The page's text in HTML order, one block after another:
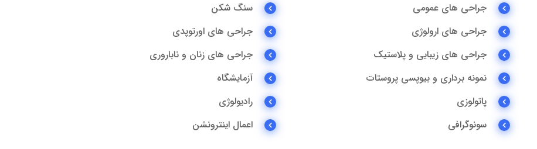
جراحی های عمومی
سنگ شکن
جراحی های ارولوژی
جراحی های اورتوپدی
جراحی های زیبایی و پلاستیک
جراحی های زنان و ناباروری
نمونه برداری و بیوپسی پروستات
آزمایشگاه
پاتولوزی
رادیولوژی
سونوگرافی
اعمال اینترونشن